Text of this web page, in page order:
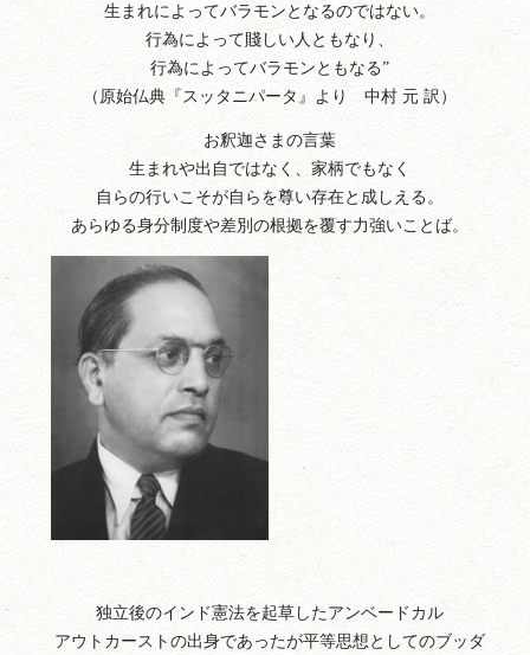
生まれによってバラモンとなるのではない。
行為によって賤しい人ともなり、
行為によってバラモンともなる”
（原始仏典『スッタニパータ』より 中村 元 訳）
お釈迦さまの言葉
生まれや出自ではなく、家柄でもなく
自らの行いこそが自らを尊い存在と成しえる。
あらゆる身分制度や差別の根拠を覆す力強いことば。
独立後のインド憲法を起草したアンベードカル
アウトカーストの出身であったが平等思想としてのブッダ